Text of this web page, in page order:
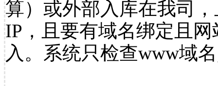
算）或外部入库在我司
IP，且要有域名绑定且
入。系统只检查www域